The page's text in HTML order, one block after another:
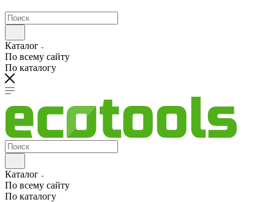
Каталог
По всему сайту
По каталогу
Каталог
По всему сайту
По каталогу